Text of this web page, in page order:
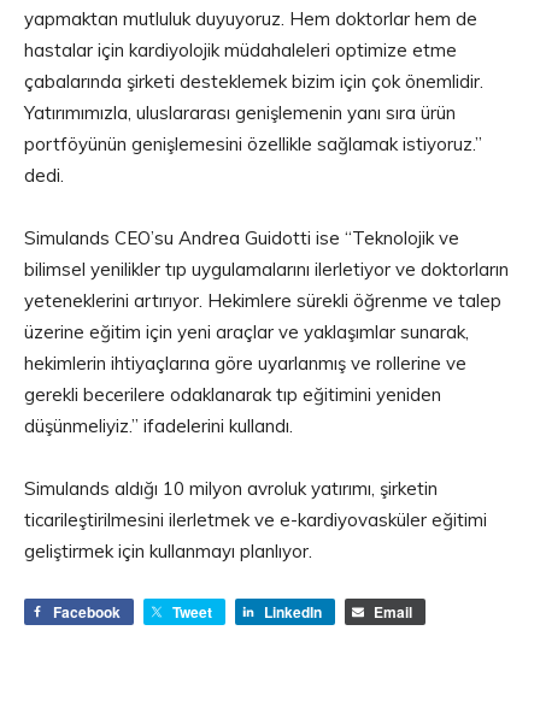
yapmaktan mutluluk duyuyoruz. Hem doktorlar hem de
hastalar için kardiyolojik müdahaleleri optimize etme
çabalarında şirketi desteklemek bizim için çok önemlidir.
Yatırımımızla, uluslararası genişlemenin yanı sıra ürün
portföyünün genişlemesini özellikle sağlamak istiyoruz.”
dedi.
Simulands CEO’su Andrea Guidotti ise “Teknolojik ve
bilimsel yenilikler tıp uygulamalarını ilerletiyor ve doktorların
yeteneklerini artırıyor. Hekimlere sürekli öğrenme ve talep
üzerine eğitim için yeni araçlar ve yaklaşımlar sunarak,
hekimlerin ihtiyaçlarına göre uyarlanmış ve rollerine ve
gerekli becerilere odaklanarak tıp eğitimini yeniden
düşünmeliyiz.” ifadelerini kullandı.
Simulands aldığı 10 milyon avroluk yatırımı, şirketin
ticarileştirilmesini ilerletmek ve e-kardiyovasküler eğitimi
geliştirmek için kullanmayı planlıyor.
Facebook Tweet LinkedIn Email